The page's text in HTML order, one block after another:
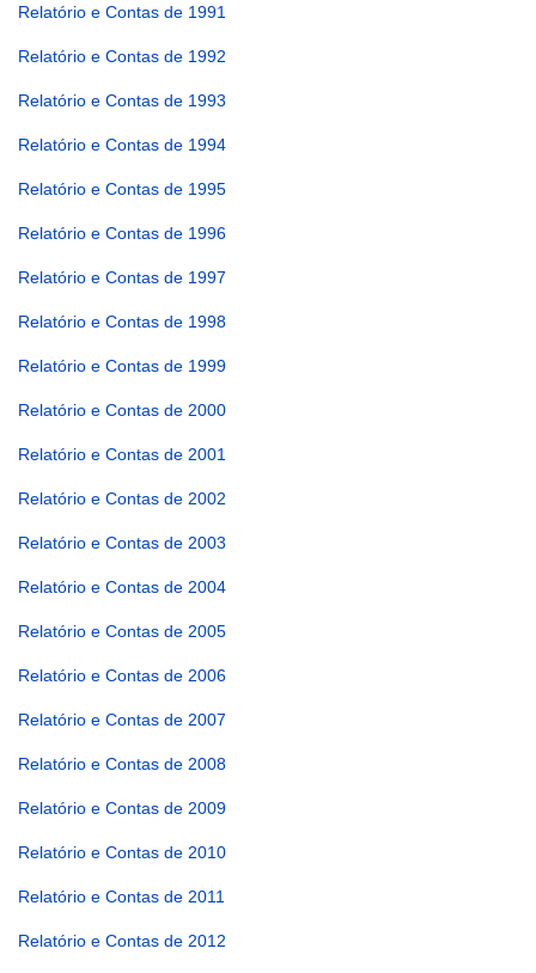
Relatório e Contas de 1991
Relatório e Contas de 1992
Relatório e Contas de 1993
Relatório e Contas de 1994
Relatório e Contas de 1995
Relatório e Contas de 1996
Relatório e Contas de 1997
Relatório e Contas de 1998
Relatório e Contas de 1999
Relatório e Contas de 2000
Relatório e Contas de 2001
Relatório e Contas de 2002
Relatório e Contas de 2003
Relatório e Contas de 2004
Relatório e Contas de 2005
Relatório e Contas de 2006
Relatório e Contas de 2007
Relatório e Contas de 2008
Relatório e Contas de 2009
Relatório e Contas de 2010
Relatório e Contas de 2011
Relatório e Contas de 2012